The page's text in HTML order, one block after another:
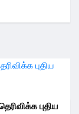
புதிய